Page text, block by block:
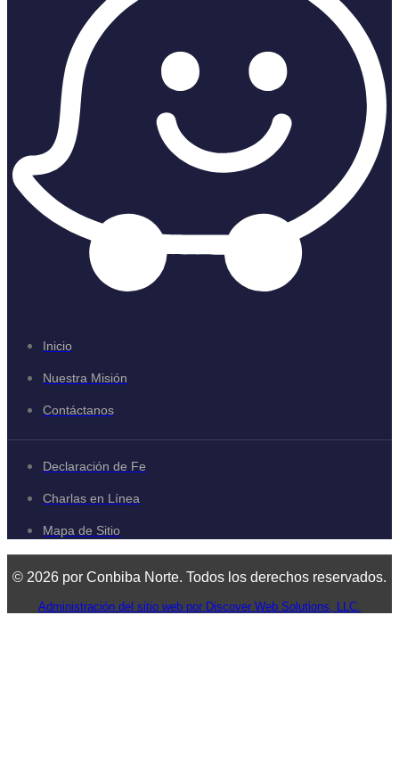
Inicio
Nuestra Misión
Contáctanos
Declaración de Fe
Charlas en Línea
Mapa de Sitio
© 2026 por Conbiba Norte. Todos los derechos reservados.
Administración del sitio web por Discover Web Solutions, LLC.